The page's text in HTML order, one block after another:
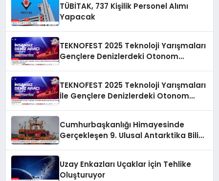
TÜBİTAK, 737 Kişilik Personel Alımı
Yapacak
TEKNOFEST 2025 Teknoloji Yarışmaları
Gençlere Denizlerdeki Otonom
TEKNOFEST 2025 Teknoloji Yarışmaları
İle Gençlere Denizlerdeki Otonom
Cumhurbaşkanlığı Himayesinde
Gerçekleşen 9. Ulusal Antarktika Bilim
Uzay Enkazları Uçaklar İçin Tehlike
Oluşturuyor